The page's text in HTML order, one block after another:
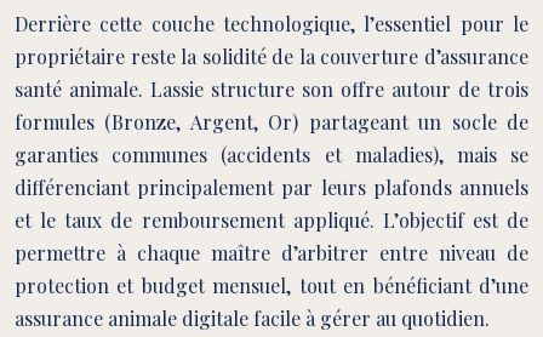
Derrière cette couche technologique, l’essentiel pour le
propriétaire reste la solidité de la couverture d’assurance
santé animale. Lassie structure son offre autour de trois
formules (Bronze, Argent, Or) partageant un socle de
garanties communes (accidents et maladies), mais se
différenciant principalement par leurs plafonds annuels
et le taux de remboursement appliqué. L’objectif est de
permettre à chaque maître d’arbitrer entre niveau de
protection et budget mensuel, tout en bénéficiant d’une
assurance animale digitale facile à gérer au quotidien.